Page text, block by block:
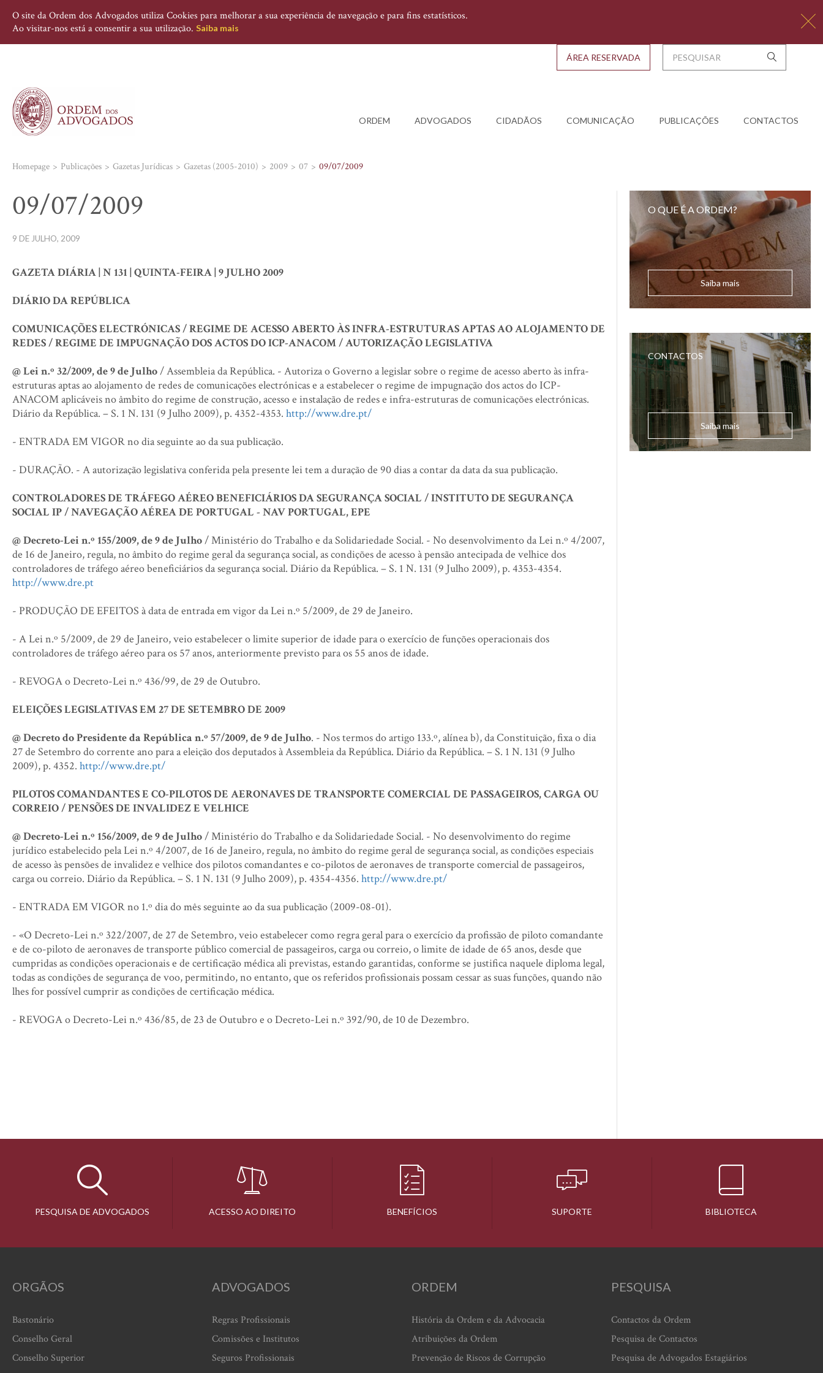
O site da Ordem dos Advogados utiliza Cookies para melhorar a sua experiência de navegação e para fins estatísticos.
Ao visitar-nos está a consentir a sua utilização. Saiba mais
ORDEM ADVOGADOS CIDADÃOS COMUNICAÇÃO PUBLICAÇÕES CONTACTOS
ÁREA RESERVADA
Homepage Publicações Gazetas Jurídicas Gazetas (2005-2010) 2009 07 09/07/2009
09/07/2009
9 DE JULHO, 2009
GAZETA DIÁRIA | N 131 | QUINTA-FEIRA | 9 JULHO 2009
DIÁRIO DA REPÚBLICA
COMUNICAÇÕES ELECTRÓNICAS / REGIME DE ACESSO ABERTO ÀS INFRA-ESTRUTURAS APTAS AO ALOJAMENTO DE
REDES / REGIME DE IMPUGNAÇÃO DOS ACTOS DO ICP-ANACOM / AUTORIZAÇÃO LEGISLATIVA
@ Lei n.º 32/2009, de 9 de Julho/ Assembleia da República. - Autoriza o Governo a legislar sobre o regime de acesso aberto às infra-
estruturas aptas ao alojamento de redes de comunicações electrónicas e a estabelecer o regime de impugnação dos actos do ICP-
ANACOM aplicáveis no âmbito do regime de construção, acesso e instalação de redes e infra-estruturas de comunicações electrónicas.
Diário da República. – S. 1 N. 131 (9 Julho 2009), p. 4352-4353. http://www.dre.pt/
- ENTRADA EM VIGOR no dia seguinte ao da sua publicação.
- DURAÇÃO. - A autorização legislativa conferida pela presente lei tem a duração de 90 dias a contar da data da sua publicação.
CONTROLADORES DE TRÁFEGO AÉREO BENEFICIÁRIOS DA SEGURANÇA SOCIAL / INSTITUTO DE SEGURANÇA
SOCIAL IP / NAVEGAÇÃO AÉREA DE PORTUGAL - NAV PORTUGAL, EPE
@ Decreto-Lei n.º 155/2009, de 9 de Julho/ Ministério do Trabalho e da Solidariedade Social. - No desenvolvimento da Lei n.º 4/2007,
de 16 de Janeiro, regula, no âmbito do regime geral da segurança social, as condições de acesso à pensão antecipada de velhice dos
controladores de tráfego aéreo beneficiários da segurança social. Diário da República. – S. 1 N. 131 (9 Julho 2009), p. 4353-4354.
http://www.dre.pt
- PRODUÇÃO DE EFEITOS à data de entrada em vigor da Lei n.º 5/2009, de 29 de Janeiro.
- A Lei n.º 5/2009, de 29 de Janeiro, veio estabelecer o limite superior de idade para o exercício de funções operacionais dos
controladores de tráfego aéreo para os 57 anos, anteriormente previsto para os 55 anos de idade.
- REVOGA o Decreto-Lei n.º 436/99, de 29 de Outubro.
ELEIÇÕES LEGISLATIVAS EM 27 DE SETEMBRO DE 2009
@ Decreto do Presidente da República n.º 57/2009, de 9 de Julho. - Nos termos do artigo 133.º, alínea b), da Constituição, fixa o dia
27 de Setembro do corrente ano para a eleição dos deputados à Assembleia da República. Diário da República. – S. 1 N. 131 (9 Julho
2009), p. 4352. http://www.dre.pt/
PILOTOS COMANDANTES E CO-PILOTOS DE AERONAVES DE TRANSPORTE COMERCIAL DE PASSAGEIROS, CARGA OU
CORREIO / PENSÕES DE INVALIDEZ E VELHICE
@ Decreto-Lei n.º 156/2009, de 9 de Julho/ Ministério do Trabalho e da Solidariedade Social. - No desenvolvimento do regime
jurídico estabelecido pela Lei n.º 4/2007, de 16 de Janeiro, regula, no âmbito do regime geral de segurança social, as condições especiais
de acesso às pensões de invalidez e velhice dos pilotos comandantes e co-pilotos de aeronaves de transporte comercial de passageiros,
carga ou correio. Diário da República. – S. 1 N. 131 (9 Julho 2009), p. 4354-4356. http://www.dre.pt/
- ENTRADA EM VIGOR no 1.º dia do mês seguinte ao da sua publicação (2009-08-01).
- «O Decreto-Lei n.º 322/2007, de 27 de Setembro, veio estabelecer como regra geral para o exercício da profissão de piloto comandante
e de co-piloto de aeronaves de transporte público comercial de passageiros, carga ou correio, o limite de idade de 65 anos, desde que
cumpridas as condições operacionais e de certificação médica ali previstas, estando garantidas, conforme se justifica naquele diploma legal,
todas as condições de segurança de voo, permitindo, no entanto, que os referidos profissionais possam cessar as suas funções, quando não
lhes for possível cumprir as condições de certificação médica.
- REVOGA o Decreto-Lei n.º 436/85, de 23 de Outubro e o Decreto-Lei n.º 392/90, de 10 de Dezembro.
O QUE É A ORDEM?
Saiba mais
CONTACTOS
Saiba mais
PESQUISA DE ADVOGADOS ACESSO AO DIREITO BENEFÍCIOS SUPORTE BIBLIOTECA
ORGÃOS
Bastonário
Conselho Geral
Conselho Superior
ADVOGADOS
Regras Profissionais
Comissões e Institutos
Seguros Profissionais
ORDEM
História da Ordem e da Advocacia
Atribuições da Ordem
Prevenção de Riscos de Corrupção
PESQUISA
Contactos da Ordem
Pesquisa de Contactos
Pesquisa de Advogados Estagiários